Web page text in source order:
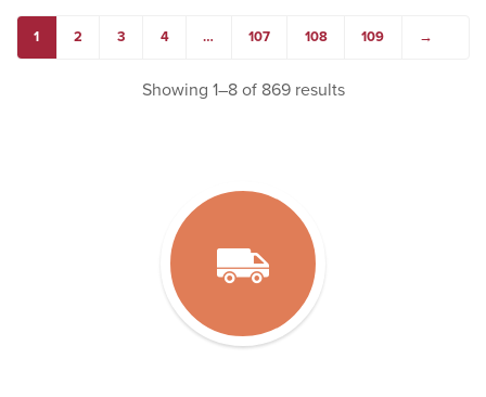
1 2 3 4 … 107 108 109 →
Showing 1–8 of 869 results